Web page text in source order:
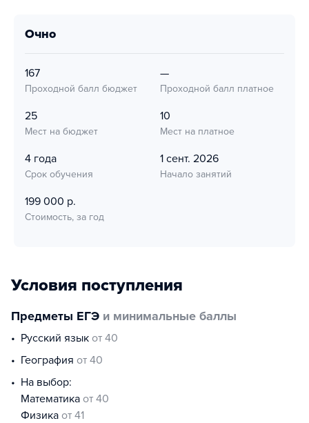
очно
167
Проходной балл бюджет
—
Проходной балл платное
25
Мест на бюджет
10
Мест на платное
4 года
Срок обучения
1 сент. 2026
Начало занятий
199 000 р.
Стоимость, за год
Условия поступления
Предметы ЕГЭ и минимальные баллы
русский язык от 40
география от 40
На выбор:
математика от 40
физика от 41